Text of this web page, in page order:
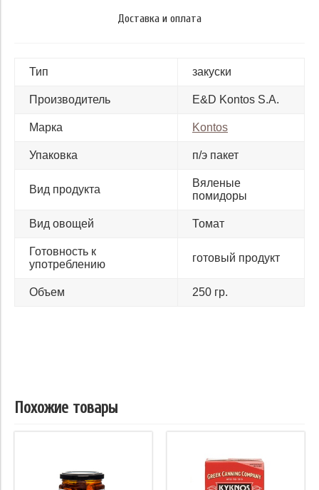
Доставка и оплата
Тип закуски
Производитель E&D Kontos S.A.
Марка Kontos
Упаковка п/э пакет
Вид продукта
Вяленые
помидоры
Вид овощей Томат
Готовность к
употреблению
готовый продукт
Объем 250 гр.
Похожие товары